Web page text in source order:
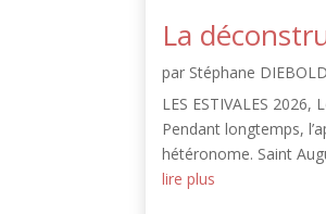
La
par Stéphane DIEBOLD
LES ESTIVALES
Pendant longtemps,
hétéronome. Saint
lire plus